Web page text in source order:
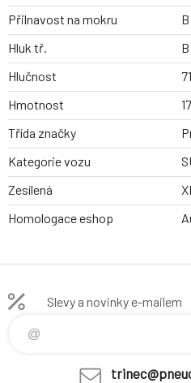
Přilnavost na mokru
B
Hluk tř.
B
Hlučnost
71
Hmotnost
Třída značky
Kategorie vozu
Zesílená
XL
Homologace eshop
Slevy a novinky e-mailem